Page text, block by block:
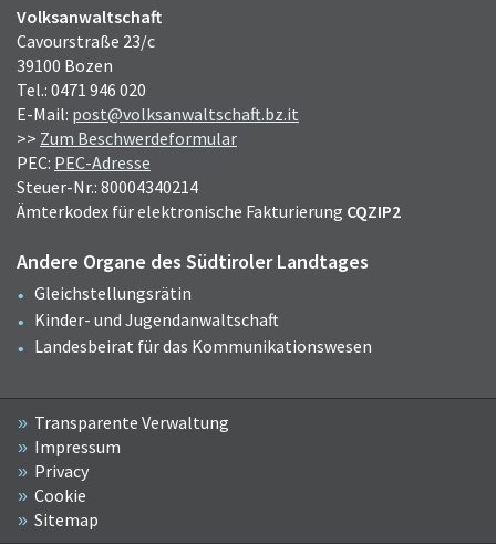
Volksanwaltschaft
Cavourstraße 23/c
39100 Bozen
Tel.: 0471 946 020
E-Mail: post@volksanwaltschaft.bz.it
>> Zum Beschwerdeformular
PEC: PEC-Adresse
Steuer-Nr.: 80004340214
Ämterkodex für elektronische Fakturierung CQZIP2
Andere Organe des Südtiroler Landtages
Gleichstellungsrätin
Kinder- und Jugendanwaltschaft
Landesbeirat für das Kommunikationswesen
Transparente Verwaltung
Impressum
Privacy
Cookie
Sitemap